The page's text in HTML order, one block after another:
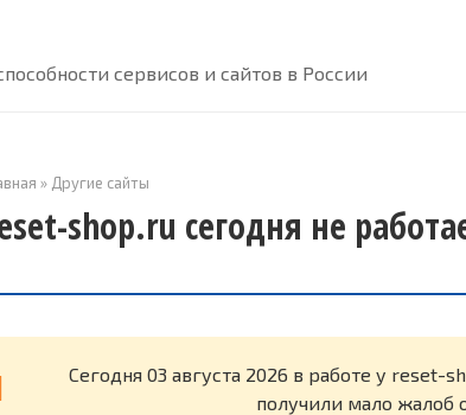
сервисов и сайтов в России
» Другие сайты
shop.ru сегодня не
Cегодня 03 августа 2026 в работе у
получили мало жалоб